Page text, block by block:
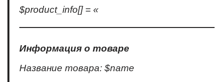
$product_info[] = «
Информация о товаре
Название товара: $name